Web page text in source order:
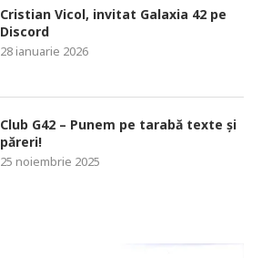
Cristian Vicol, invitat Galaxia 42 pe
Discord
28 ianuarie 2026
Club G42 – Punem pe tarabă texte și
păreri!
25 noiembrie 2025